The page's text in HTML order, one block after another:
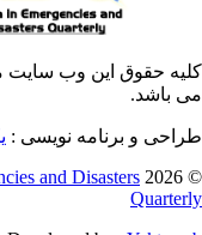
حقوق این وب سایت
باشد.
و برنامه نویسی :
©
and Disasters